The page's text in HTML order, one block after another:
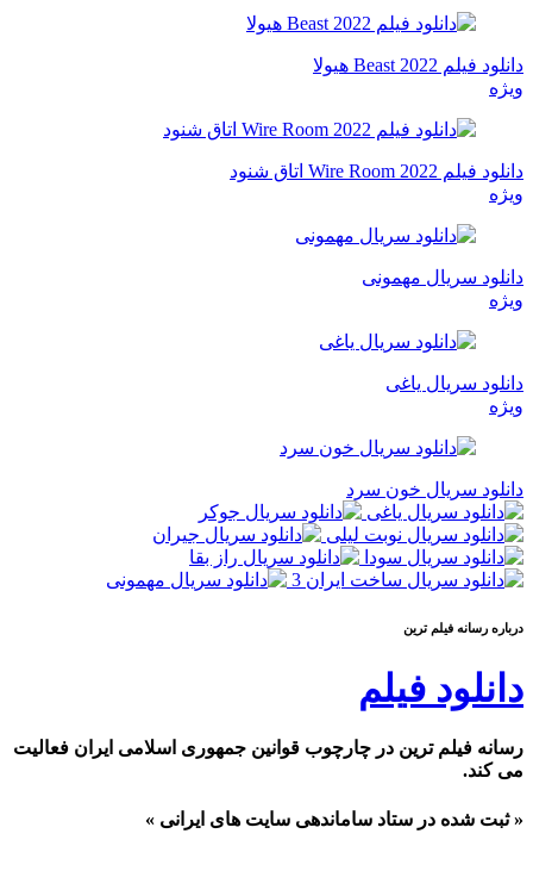
دانلود فیلم Beast 2022 هیولا
ویژه
دانلود فیلم Wire Room 2022 اتاق شنود
ویژه
دانلود سریال مهمونی
ویژه
دانلود سریال یاغی
ویژه
دانلود سریال خون سرد
درباره رسانه فيلم ترين
دانلود فیلم
رسانه فیلم ترین در چارچوب قوانین جمهوری اسلامی ایران فعالیت
می کند.
« ثبت شده در ستاد ساماندهی سایت های ایرانی »